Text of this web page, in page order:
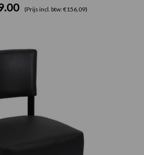
(Prijs incl. btw: €156,09)